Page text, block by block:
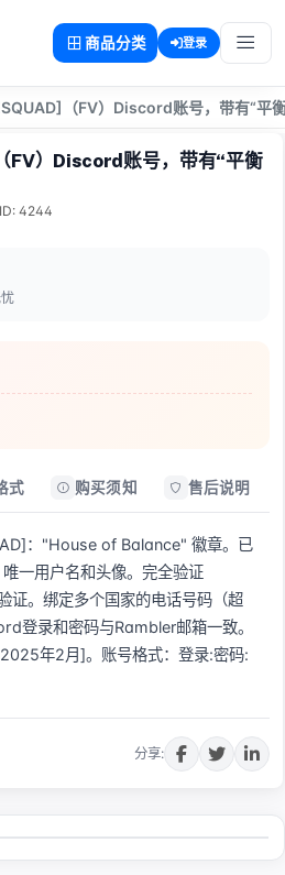
商品分类 登录
（FV）Discord账号，带有“平
FV）Discord账号，带有“平衡
ID: 4244
式 购买须知 售后说明
："House of Balance" 徽章。已
一用户名和头像。完全验证
证。绑定多个国家的电话号码（超
登录和密码与Rambler邮箱一致。
年2月]。账号格式：登录:密码:
分享: